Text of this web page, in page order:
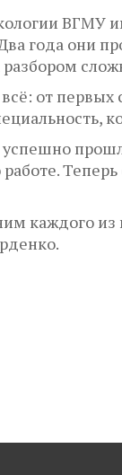
ВГМУ
года они
от
каждого